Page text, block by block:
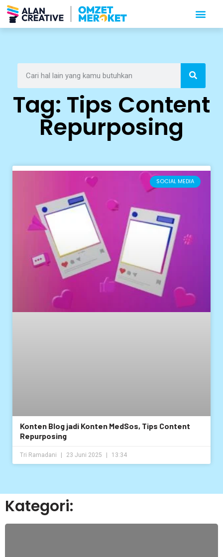
Tag: Tips Content
Repurposing
SOCIAL MEDIA
Konten Blog jadi Konten MedSos, Tips Content
Repurposing
Tri Ramadani 23 Juni 2025 13:34
Kategori: